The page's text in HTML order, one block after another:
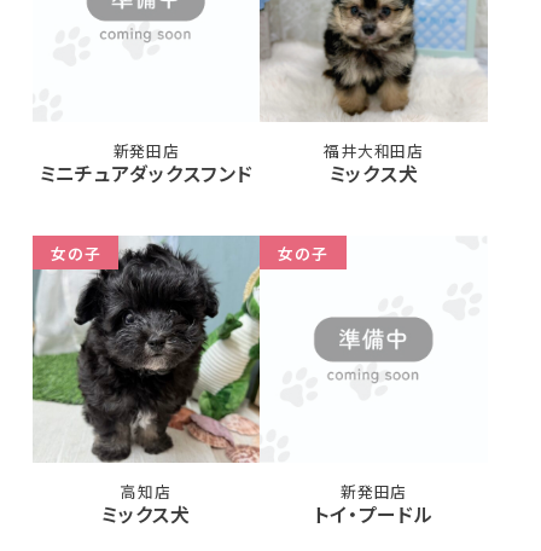
新発田店
ミニチュアダックスフンド
福井大和田店
ミックス犬
女の子
高知店
ミックス犬
女の子
新発田店
トイ・プードル